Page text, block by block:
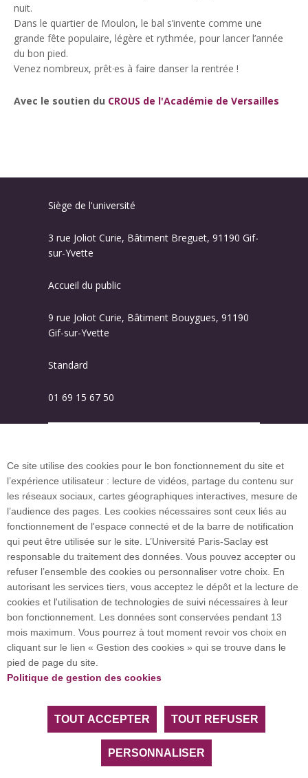
nuit.
Dans le quartier de Moulon, le bal s’invente comme une
grande fête populaire, légère et rythmée, pour lancer l’année
du bon pied.
Venez nombreux, prêt·es à faire danser la rentrée !
Avec le soutien du CROUS de l'Académie de Versailles
Siège de l'université
3 rue Joliot Curie, Bâtiment Breguet, 91190 Gif-
sur-Yvette
Accueil du public
9 rue Joliot Curie, Bâtiment Bouygues, 91190
Gif-sur-Yvette
Standard
01 69 15 67 50
Plan du site
Investissement d’avenir (CGI)
Accueil des publics internationaux
L’Université Paris-Saclay coordonne l'Alliance
européenne EUGLOH et est membre des réseaux
européens et internationaux CESAER, EUA, EUF,
Tous droits réservés Université Paris-Saclay
Accessibilité :partiellement conforme
Ce site utilise des cookies pour le bon fonctionnement du site et
l’expérience utilisateur : lecture de vidéos, partage du contenu sur
les réseaux sociaux, cartes géographiques interactives, mesure de
l’audience des pages. Les cookies nécessaires sont ceux liés au
fonctionnement de l'espace connecté et de la barre de notification
qui peut être utilisée sur le site. L’Université Paris-Saclay est
responsable du traitement des données. Vous pouvez accepter ou
refuser l’ensemble des cookies ou personnaliser votre choix. En
autorisant les services tiers, vous acceptez le dépôt et la lecture de
cookies et l'utilisation de technologies de suivi nécessaires à leur
bon fonctionnement. Les données sont conservées pendant 13
mois maximum. Vous pourrez à tout moment revoir vos choix en
cliquant sur le lien « Gestion des cookies » qui se trouve dans le
pied de page du site.
Politique de gestion des cookies
TOUT ACCEPTER TOUT REFUSER
PERSONNALISER